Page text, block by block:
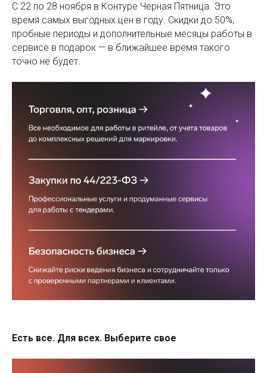
С 22 по 28 ноября в Контуре Черная Пятница. Это
время самых выгодных цен в году. Скидки до 50%,
пробные периоды и дополнительные месяцы работы в
сервисе в подарок — в ближайшее время такого
точно не будет.
Есть все. Для всех. Выберите свое